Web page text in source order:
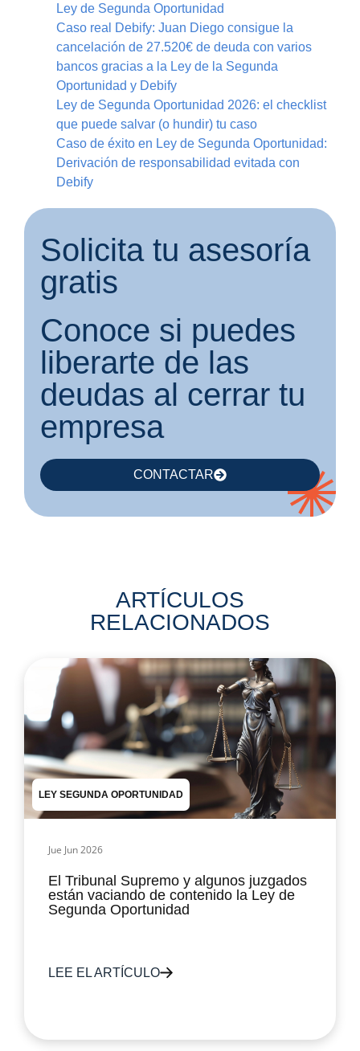
Ley de Segunda Oportunidad
Caso real Debify: Juan Diego consigue la
cancelación de 27.520€ de deuda con varios
bancos gracias a la Ley de la Segunda
Oportunidad y Debify
Ley de Segunda Oportunidad 2026: el checklist
que puede salvar (o hundir) tu caso
Caso de éxito en Ley de Segunda Oportunidad:
Derivación de responsabilidad evitada con
Debify
Solicita tu asesoría
gratis
Conoce si puedes
liberarte de las
deudas al cerrar tu
empresa
CONTACTAR
ARTÍCULOS
RELACIONADOS
LEY SEGUNDA OPORTUNIDAD
Jue Jun 2026
El Tribunal Supremo y algunos juzgados
están vaciando de contenido la Ley de
Segunda Oportunidad
LEE EL ARTÍCULO